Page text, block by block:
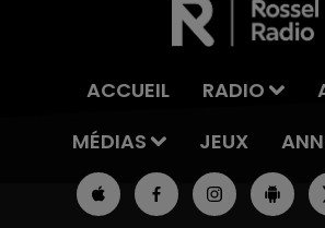
ACCUEIL RADIO
MÉDIAS
JEUX